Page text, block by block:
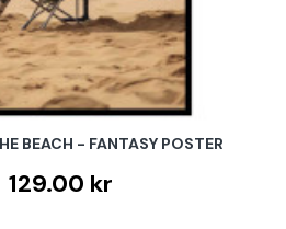
BEACH - FANTASY POSTER
129.00 kr